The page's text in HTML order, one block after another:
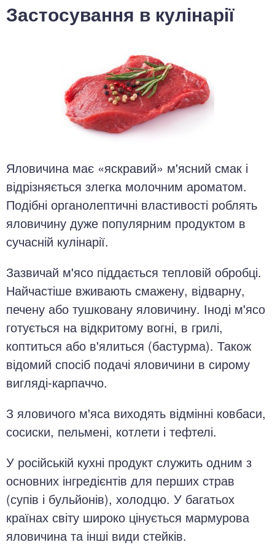
Застосування в кулінарії
Яловичина має «яскравий» м'ясний смак і
відрізняється злегка молочним ароматом.
Подібні органолептичні властивості роблять
яловичину дуже популярним продуктом в
сучасній кулінарії.
Зазвичай м'ясо піддається тепловій обробці.
Найчастіше вживають смажену, відварну,
печену або тушковану яловичину. Іноді м'ясо
готується на відкритому вогні, в грилі,
коптиться або в'ялиться (бастурма). Також
відомий спосіб подачі яловичини в сирому
вигляді-карпаччо.
З яловичого м'яса виходять відмінні ковбаси,
сосиски, пельмені, котлети і тефтелі.
У російській кухні продукт служить одним з
основних інгредієнтів для перших страв
(супів і бульйонів), холодцю. У багатьох
країнах світу широко цінується мармурова
яловичина та інші види стейків.